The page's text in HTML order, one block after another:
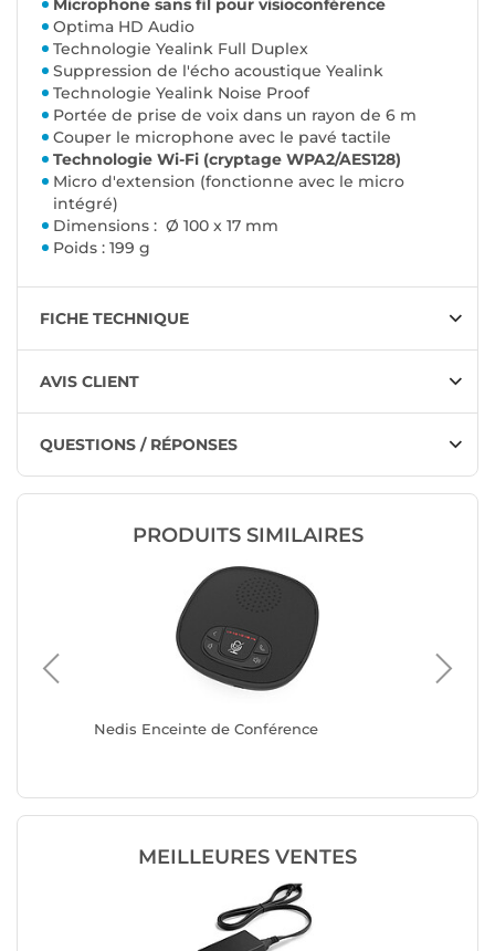
Microphone sans fil pour visioconférence
Optima HD Audio
Technologie Yealink Full Duplex
Suppression de l'écho acoustique Yealink
Technologie Yealink Noise Proof
Portée de prise de voix dans un rayon de 6 m
Couper le microphone avec le pavé tactile
Technologie Wi-Fi (cryptage WPA2/AES128)
Micro d'extension (fonctionne avec le micro
intégré)
Dimensions : Ø 100 x 17 mm
Poids : 199 g
FICHE TECHNIQUE
AVIS CLIENT
QUESTIONS / RÉPONSES
PRODUITS SIMILAIRES
Nedis Enceinte de Conférence
MEILLEURES VENTES